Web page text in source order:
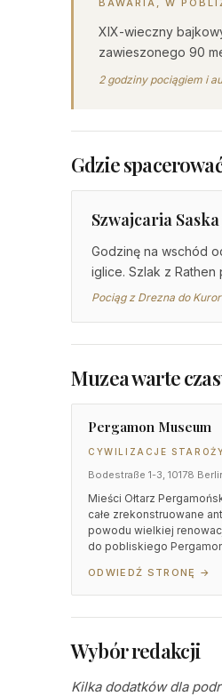
BAWARIA, W
XIX-wieczny
zawieszonego 90
2 godziny pociągiem i
Gdzie
Szwajcaria
Godzinę na wschód
iglice. Szlak z
Pociąg z Drezna do
Muzea warte
Pergamon Museum
CYWILIZACJE
Bodestraße 1-3, 10178
Mieści Ołtarz
całe zrekonstruowane
powodu wielkiej
do pobliskiego
ODWIEDŹ STRONĘ →
Wybór redakcji
Kilka dodatków dla